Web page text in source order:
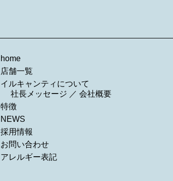
home
店舗一覧
イルキャンティについて
社長メッセージ ／ 会社概要
特徴
NEWS
採用情報
お問い合わせ
アレルギー表記